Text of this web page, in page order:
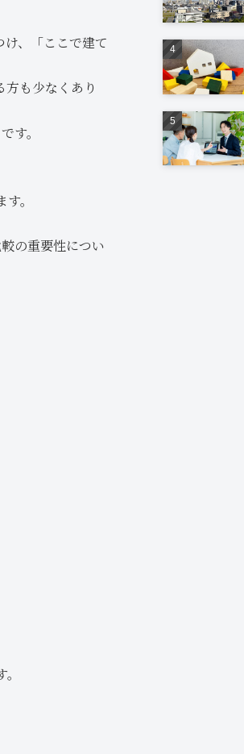
、「ここで建て
も少なくあり
す。
。
の重要性につい